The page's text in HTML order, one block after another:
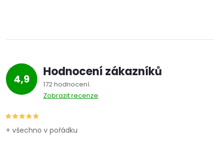
4,9 Hodnocení zákazníků
172 hodnocení
Zobrazit recenze
+ všechno v pořádku